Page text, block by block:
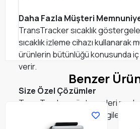
Daha Fazla Müşteri
TransTracker sıcaklık
sıcaklık izleme cihazı kullanarak
ürünlerin bütünlüğü konusunda
verir.
Size Özel Çözümler
TransTracker göstergeleri marka
alanınıza özel müşteri bilgileriyle
Benzer